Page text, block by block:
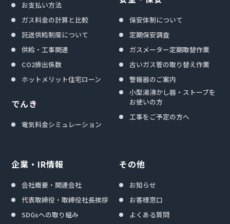
お支払い方法
ガス料金の計算と比較
託送供給制度について
供給・工事関連
CO2排出係数
ホットメリット住宅ローン
でんき
電気料金シミュレーション
保安体制について
定期保安調査
ガスメーター定期取替作業
古いガス管の取り替え作業
警報器のご案内
小型湯沸かし器・ストーブを
お使いの方
工事をご予定の方へ
企業・IR情報
会社概要・関連会社
代表取締役・取締役社長挨拶
SDGsへの取り組み
その他
お知らせ
お客様窓口
よくある質問